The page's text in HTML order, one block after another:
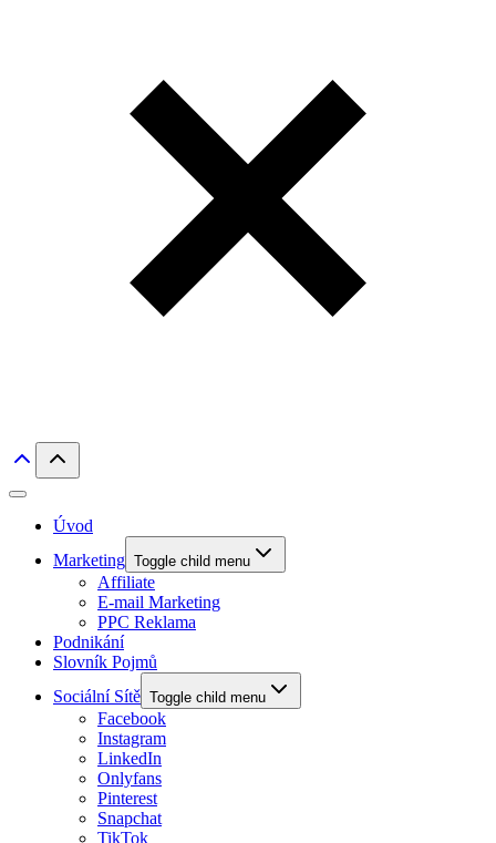
Úvod
Marketing Toggle child menu
Affiliate
E-mail Marketing
PPC Reklama
Podnikání
Slovník Pojmů
Sociální Sítě Toggle child menu
Facebook
Instagram
LinkedIn
Onlyfans
Pinterest
Snapchat
TikTok